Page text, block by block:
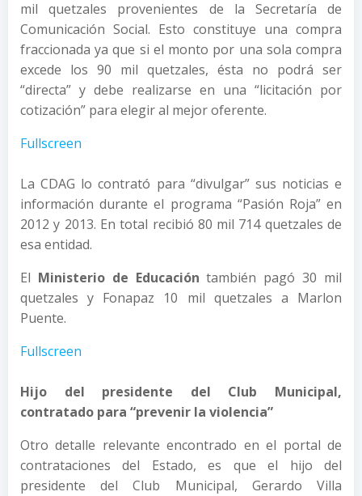
mil quetzales provenientes de la Secretaría de
Comunicación Social. Esto constituye una compra
fraccionada ya que si el monto por una sola compra
excede los 90 mil quetzales, ésta no podrá ser
“directa” y debe realizarse en una “licitación por
cotización” para elegir al mejor oferente.
Fullscreen
La CDAG lo contrató para “divulgar” sus noticias e
información durante el programa “Pasión Roja” en
2012 y 2013. En total recibió 80 mil 714 quetzales de
esa entidad.
El Ministerio de Educación también pagó 30 mil
quetzales y Fonapaz 10 mil quetzales a Marlon
Puente.
Fullscreen
Hijo del presidente del Club Municipal,
contratado para “prevenir la violencia”
Otro detalle relevante encontrado en el portal de
contrataciones del Estado, es que el hijo del
presidente del Club Municipal, Gerardo Villa